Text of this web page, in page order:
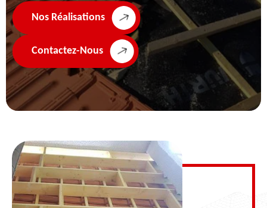
Nos Réalisations
Contactez-Nous